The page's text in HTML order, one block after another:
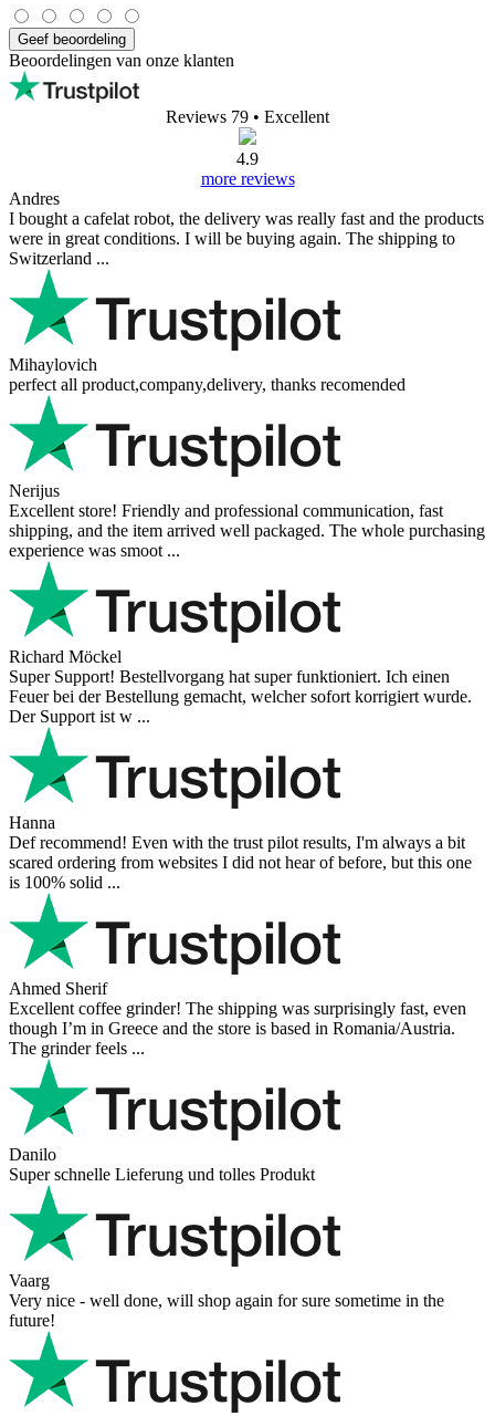
Geef beoordeling
Beoordelingen van onze klanten
Reviews 79 • Excellent
4.9
more reviews
Andres
I bought a cafelat robot, the delivery was really fast and the products
were in great conditions. I will be buying again. The shipping to
Switzerland ...
Mihaylovich
perfect all product,company,delivery, thanks recomended
Nerijus
Excellent store! Friendly and professional communication, fast
shipping, and the item arrived well packaged. The whole purchasing
experience was smoot ...
Richard Möckel
Super Support! Bestellvorgang hat super funktioniert. Ich einen
Feuer bei der Bestellung gemacht, welcher sofort korrigiert wurde.
Der Support ist w ...
Hanna
Def recommend! Even with the trust pilot results, I'm always a bit
scared ordering from websites I did not hear of before, but this one
is 100% solid ...
Ahmed Sherif
Excellent coffee grinder! The shipping was surprisingly fast, even
though I’m in Greece and the store is based in Romania/Austria.
The grinder feels ...
Danilo
Super schnelle Lieferung und tolles Produkt
Vaarg
Very nice - well done, will shop again for sure sometime in the
future!